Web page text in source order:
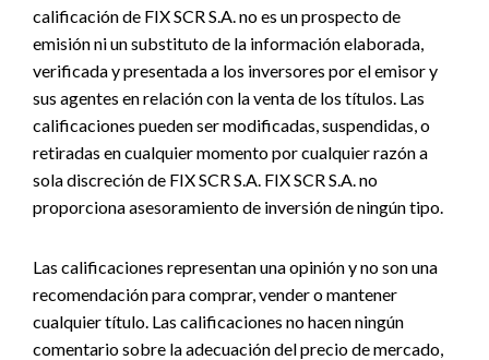
calificación de FIX SCR S.A. no es un prospecto de
emisión ni un substituto de la información elaborada,
verificada y presentada a los inversores por el emisor y
sus agentes en relación con la venta de los títulos. Las
calificaciones pueden ser modificadas, suspendidas, o
retiradas en cualquier momento por cualquier razón a
sola discreción de FIX SCR S.A. FIX SCR S.A. no
proporciona asesoramiento de inversión de ningún tipo.
Las calificaciones representan una opinión y no son una
recomendación para comprar, vender o mantener
cualquier título. Las calificaciones no hacen ningún
comentario sobre la adecuación del precio de mercado,